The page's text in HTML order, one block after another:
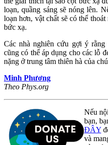
loạn, quầng sáng sẽ nóng lên.
loạn hơn, vật chất sẽ có thể
bức xạ.
Các nhà nghiên cứu gợi ý
cũng có thể áp dụng cho các lỗ
nặng ở trung tâm thiên hà của
Minh Phương
Theo Phys.org
Nếu
bạn,
ĐÂY
và